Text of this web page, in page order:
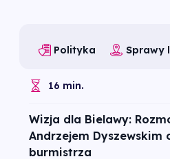
Polityka Sprawy
16 min.
Wizja dla Bielawy:
Andrzejem Dyszewskim
burmistrza